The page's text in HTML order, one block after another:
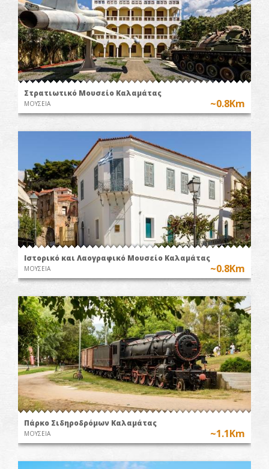
Στρατιωτικό Μουσείο Καλαμάτας
ΜΟΥΣΕΙΑ ~0.8Km
Ιστορικό και Λαογραφικό Μουσείο Καλαμάτας
ΜΟΥΣΕΙΑ ~0.8Km
Πάρκο Σιδηροδρόμων Καλαμάτας
ΜΟΥΣΕΙΑ ~1.1Km